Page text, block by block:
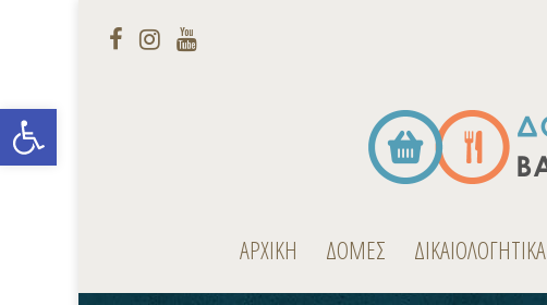
Open toolbar
ΑΡΧΙΚΗ ΔΟΜΕΣ ΔΙΚΑΙΟΛΟΓΗΤΙΚΑ
ΕΓΓΡΑΦΕΙΤΕ ΣΤΟ NEWSLETTER
Παραμείνετε ενημερωμένοι για τις δράσεις μας